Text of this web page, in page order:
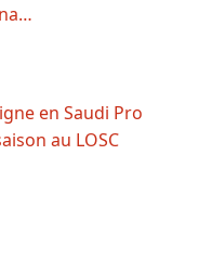
en Saudi Pro
au LOSC